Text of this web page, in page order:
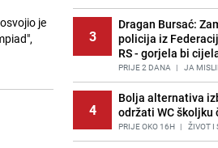
je
3
Dragan Bursać:
policija iz
RS - gorjela bi
PRIJE 2 DANA | JA
4
Bolja alternativa
održati WC školjku
PRIJE OKO 16H | ŽIVOT I